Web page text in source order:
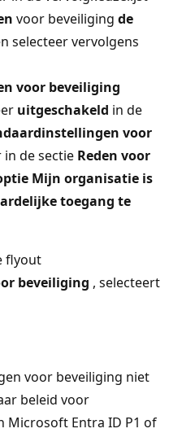
voor beveiliging de
selecteer vervolgens
voor beveiliging
uitgeschakeld in de
voor
in de sectie Reden voor
Mijn organisatie is
toegang te
flyout
beveiliging , selecteert
voor beveiliging niet
beleid voor
Microsoft Entra ID P1 of